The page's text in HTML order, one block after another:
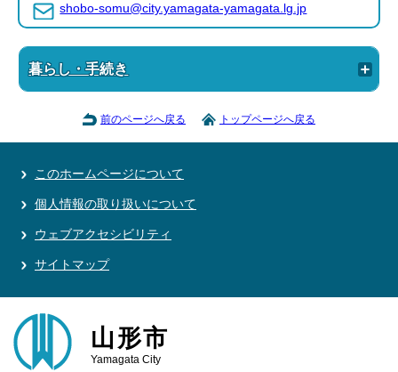
shobo-somu@city.yamagata-yamagata.lg.jp
暮らし・手続き
前のページへ戻る トップページへ戻る
このホームページについて
個人情報の取り扱いについて
ウェブアクセシビリティ
サイトマップ
山形市
Yamagata City